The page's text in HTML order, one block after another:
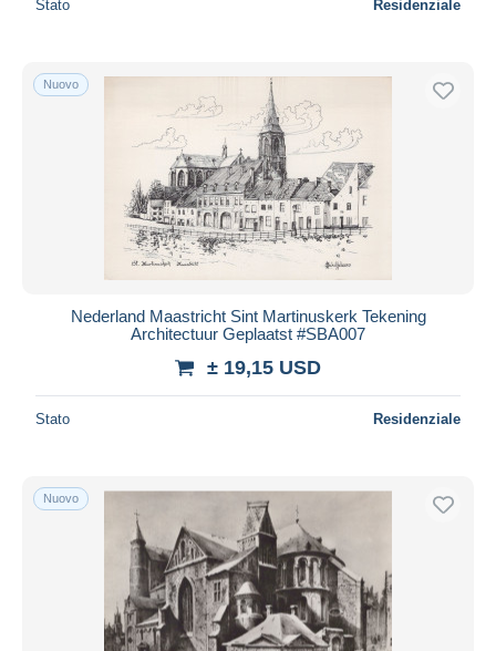
Stato Residenziale
Nuovo
Nederland Maastricht Sint Martinuskerk Tekening
Architectuur Geplaatst #SBA007
± 19,15 USD
Stato Residenziale
Nuovo